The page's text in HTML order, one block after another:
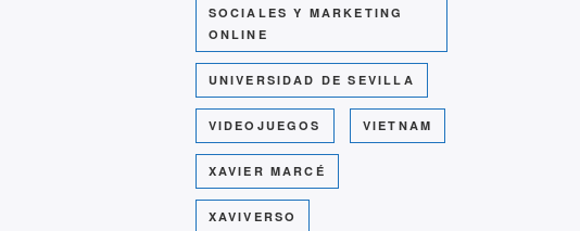
SOCIALES Y MARKETING
ONLINE
UNIVERSIDAD DE SEVILLA
VIDEOJUEGOS VIETNAM
XAVIER MARCÉ
XAVIVERSO